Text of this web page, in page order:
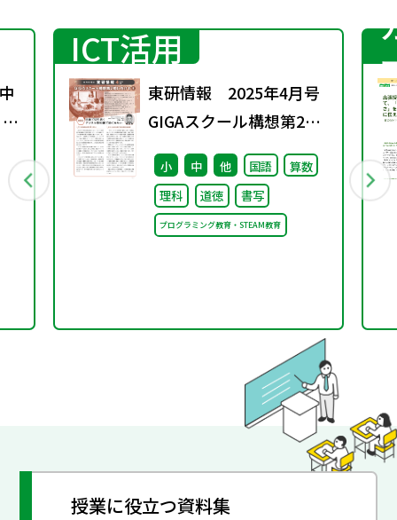
ICT活用
東研情報 2025年4月号
GIGAスクール構想第2期
に向けて ③
小 中 他 国語
算数
理科
道徳 書写
プログラミング教育・STEAM教育
授業に役立つ資料集